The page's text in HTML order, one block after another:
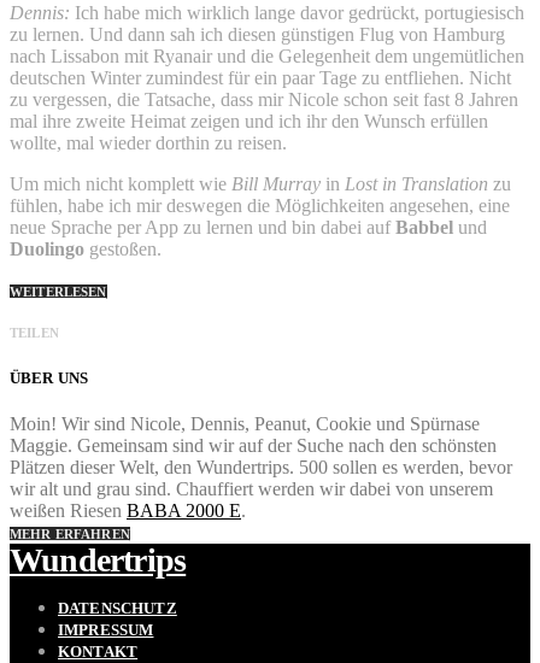
Dennis: Ich habe mich wirklich lange davor gedrückt, portugiesisch
zu lernen. Und dann sah ich diesen günstigen Flug von Hamburg
nach Lissabon mit Ryanair und die Gelegenheit dem ungemütlichen
deutschen Winter zumindest für ein paar Tage zu entfliehen. Nicht
zu vergessen, die Tatsache, dass mir Nicole schon seit fast 8 Jahren
mal ihre zweite Heimat zeigen und ich ihr den Wunsch erfüllen
wollte, mal wieder dorthin zu reisen.
Um mich nicht komplett wie Bill Murray in Lost in Translation zu
fühlen, habe ich mir deswegen die Möglichkeiten angesehen, eine
neue Sprache per App zu lernen und bin dabei aufBabbel und
Duolingo gestoßen.
WEITERLESEN
TEILEN
ÜBER UNS
Moin! Wir sind Nicole, Dennis, Peanut, Cookie und Spürnase
Maggie. Gemeinsam sind wir auf der Suche nach den schönsten
Plätzen dieser Welt, den Wundertrips. 500 sollen es werden, bevor
wir alt und grau sind. Chauffiert werden wir dabei von unserem
weißen Riesen BABA 2000 E.
MEHR ERFAHREN
Wundertrips
DATENSCHUTZ
IMPRESSUM
KONTAKT